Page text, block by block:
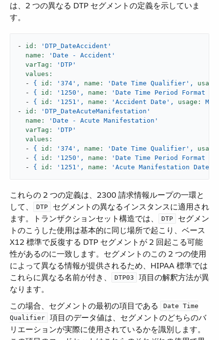
は、2 つの異なる DTP セグメントの定義を示していま
す。
- id:
'DTP_DateAccident'
name:
'Date - Accident'
varTag:
'DTP'
values:
-
{ id: '374' , name: 'Date Time Qualifier' ,
-
{ id: '1250' , name:
'Date Time Period Format
-
{ id: '1251' , name: 'Accident Date' , usage: M,
-
id:
'DTP_DateAcuteManifestation'
name:
'Date - Acute Manifestation'
varTag:
'DTP'
values:
-
{ id: '374' , name: 'Date Time Qualifier' ,
-
{ id: '1250' , name:
'Date Time Period Format
-
{ id: '1251' , name: 'Acute Manifestation Date'
これらの 2 つの定義は、2300 請求情報ループの一環と
して、​
DTP
​ セグメントの異なるインスタンスに適用され
ます。トランザクションセット構造では、​
DTP
​ セグメン
トのこうした使用は基本的に同じ場所で起こり、ベース
X12 標準で反復する DTP セグメントが 2 回起こる可能
性があるのに一致します。セグメントのこの 2 つの使用
によって異なる情報が提供されるため、HIPAA 標準では
これらに異なる名前が付き、​
DTP03
​ 項目の解釈方法が異
なります。
この場合、セグメントの最初の項目である ​
Date Time
Qualifier
​ 項目のデータ値は、セグメントのどちらのバ
リエーションが実際に使用されているかを識別します。